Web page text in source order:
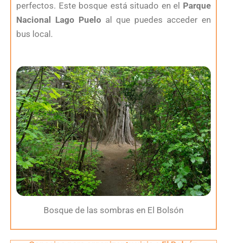
perfectos. Este bosque está situado en el Parque
Nacional Lago Puelo al que puedes acceder en
bus local.
Bosque de las sombras en El Bolsón